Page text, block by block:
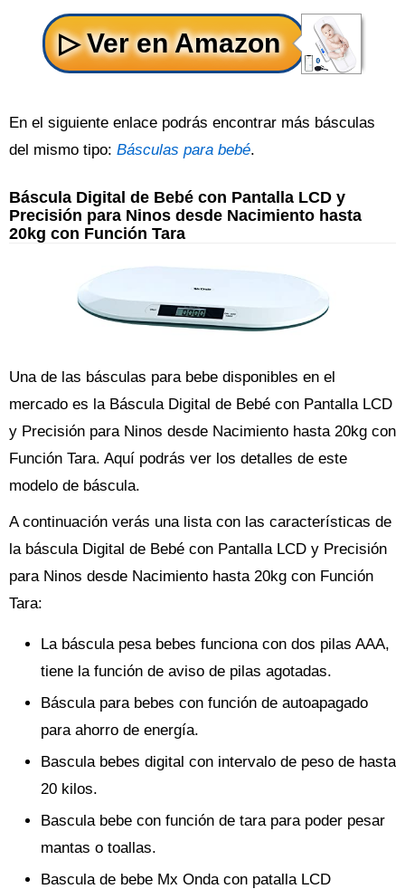
En el siguiente enlace podrás encontrar más básculas
del mismo tipo: Básculas para bebé.
Báscula Digital de Bebé con Pantalla LCD y
Precisión para Ninos desde Nacimiento hasta
20kg con Función Tara
Una de las básculas para bebe disponibles en el
mercado es la Báscula Digital de Bebé con Pantalla LCD
y Precisión para Ninos desde Nacimiento hasta 20kg con
Función Tara. Aquí podrás ver los detalles de este
modelo de báscula.
A continuación verás una lista con las características de
la báscula Digital de Bebé con Pantalla LCD y Precisión
para Ninos desde Nacimiento hasta 20kg con Función
Tara:
La báscula pesa bebes funciona con dos pilas AAA,
tiene la función de aviso de pilas agotadas.
Báscula para bebes con función de autoapagado
para ahorro de energía.
Bascula bebes digital con intervalo de peso de hasta
20 kilos.
Bascula bebe con función de tara para poder pesar
mantas o toallas.
Bascula de bebe Mx Onda con patalla LCD